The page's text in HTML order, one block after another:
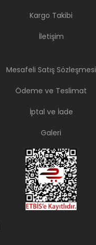
Kargo Takibi
İletişim
Mesafeli Satış Sözleşmesi
Ödeme ve Teslimat
İptal ve İade
Galeri